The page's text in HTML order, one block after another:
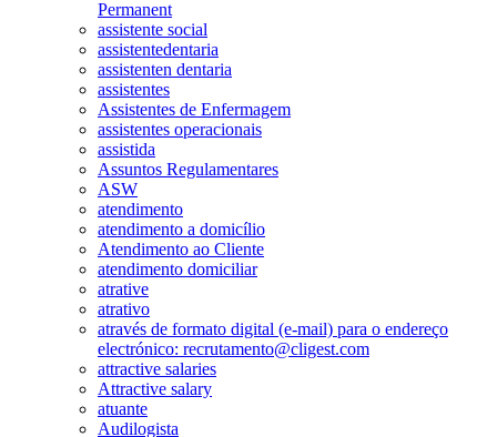
Permanent
assistente social
assistentedentaria
assistenten dentaria
assistentes
Assistentes de Enfermagem
assistentes operacionais
assistida
Assuntos Regulamentares
ASW
atendimento
atendimento a domicílio
Atendimento ao Cliente
atendimento domiciliar
atrative
atrativo
através de formato digital (e-mail) para o endereço
electrónico: recrutamento@cligest.com
attractive salaries
Attractive salary
atuante
Audilogista